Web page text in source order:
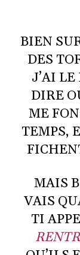
BIEN
DES
J’AI
DIRE
ME
TEMPS,
MAIS
VAIS
TI